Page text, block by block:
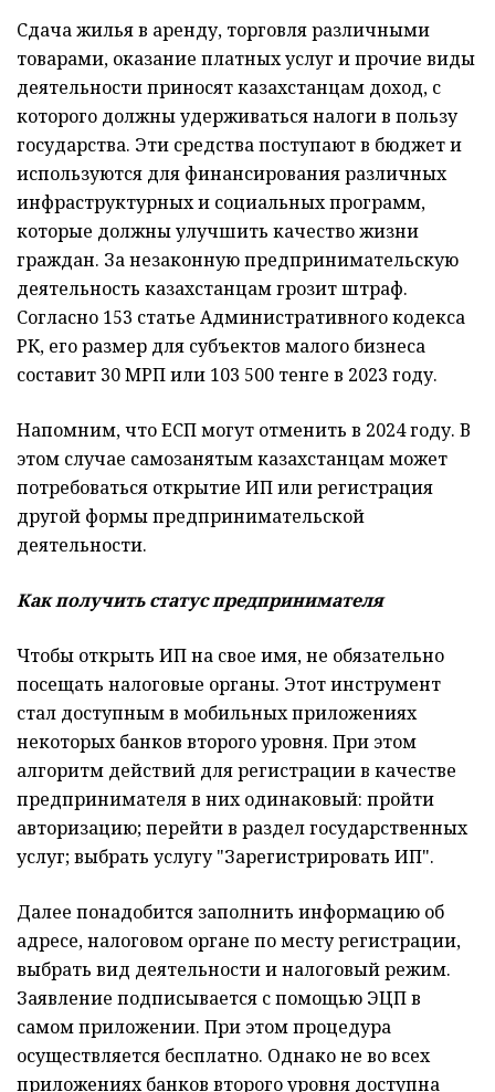
Cдача жилья в аренду, торговля различными
товарами, оказание платных услуг и прочие виды
деятельности приносят казахстанцам доход, с
которого должны удерживаться налоги в пользу
государства. Эти средства поступают в бюджет и
используются для финансирования различных
инфраструктурных и социальных программ,
которые должны улучшить качество жизни
граждан. За незаконную предпринимательскую
деятельность казахстанцам грозит штраф.
Согласно 153 статье Административного кодекса
РК, его размер для субъектов малого бизнеса
составит 30 МРП или 103 500 тенге в 2023 году.
Напомним, что ЕСП могут отменить в 2024 году. В
этом случае самозанятым казахстанцам может
потребоваться открытие ИП или регистрация
другой формы предпринимательской
деятельности.
Как получить статус предпринимателя
Чтобы открыть ИП на свое имя, не обязательно
посещать налоговые органы. Этот инструмент
стал доступным в мобильных приложениях
некоторых банков второго уровня. При этом
алгоритм действий для регистрации в качестве
предпринимателя в них одинаковый: пройти
авторизацию; перейти в раздел государственных
услуг; выбрать услугу "Зарегистрировать ИП".
Далее понадобится заполнить информацию об
адресе, налоговом органе по месту регистрации,
выбрать вид деятельности и налоговый режим.
Заявление подписывается с помощью ЭЦП в
самом приложении. При этом процедура
осуществляется бесплатно. Однако не во всех
приложениях банков второго уровня доступна